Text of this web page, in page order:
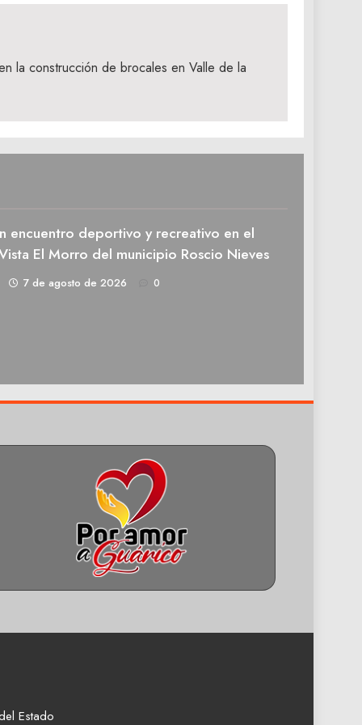
la construcción de brocales en Valle de la
encuentro deportivo y recreativo en el
El Morro del municipio Roscio Nieves
7 de agosto de 2026 0
Estado